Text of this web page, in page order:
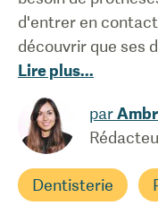
d'entrer en
découvrir que ses
Lire plus...
par
Dentisterie